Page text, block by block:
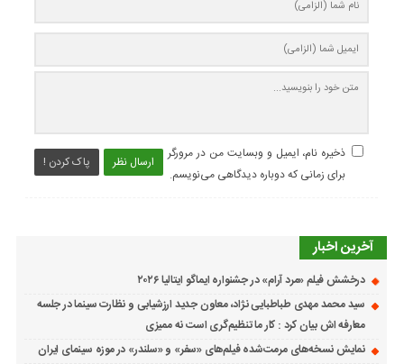
ارسال نظر پاک کردن !
ذخیره نام، ایمیل و وبسایت من در مرورگر
برای زمانی که دوباره دیدگاهی می‌نویسم.
آخرین اخبار
درخشش فیلم «مرد آرام» در جشنواره ایماگو ایتالیا ۲۰۲۶
سید محمد مهدی طباطبایی نژاد، معاون جدید ارزشیابی و نظارت سینما در جلسه
معارفه اش بیان کرد : کار ما تنظیم‌گری است نه ممیزی
نمایش نسخه‌های مرمت‌شده فیلم‌های «سفر» و «سلندر» در موزه سینمای ایران